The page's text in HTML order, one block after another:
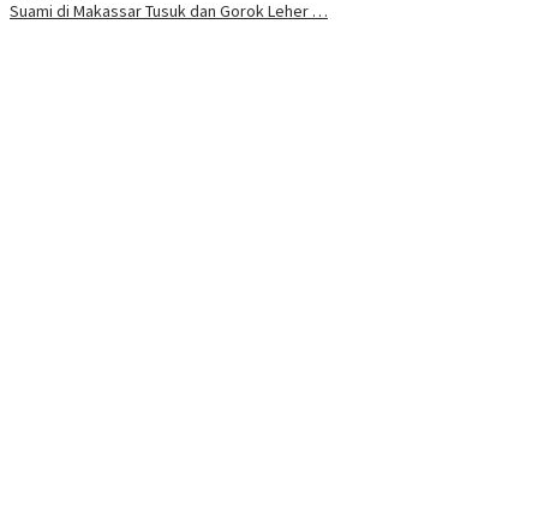
Suami di Makassar Tusuk dan Gorok Leher …